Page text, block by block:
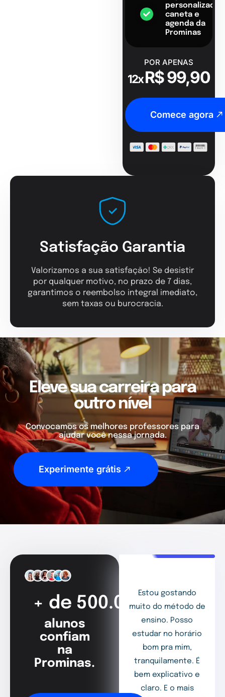
personalizado,
caneta e
agenda da
Prominas
POR APENAS
12xR$ 99,90
Comece agora
Satisfação Garantia
Valorizamos a sua satisfação! Se desistir
por qualquer motivo, no prazo de 7 dias,
garantimos o reembolso integral imediato,
sem taxas ou burocracia.
Eleve sua carreira para
outro nível
Convocamos os melhores professores para
ajudar você nessa jornada.
Experimente grátis
+ de 500.000
alunos
confiam
na
Prominas.
Estou gostando
muito do método de
ensino. Posso
estudar no horário
bom pra mim,
tranquilamente. É
bem explicativo e
claro. E o mais